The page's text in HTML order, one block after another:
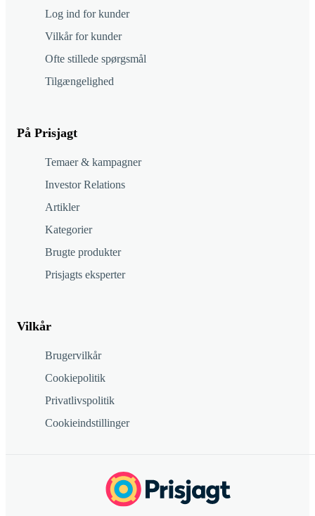
Log ind for kunder
Vilkår for kunder
Ofte stillede spørgsmål
Tilgængelighed
På Prisjagt
Temaer & kampagner
Investor Relations
Artikler
Kategorier
Brugte produkter
Prisjagts eksperter
Vilkår
Brugervilkår
Cookiepolitik
Privatlivspolitik
Cookieindstillinger